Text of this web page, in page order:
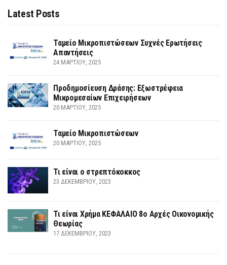
Latest Posts
Ταμείο Μικροπιστώσεων Συχνές Ερωτήσεις
Απαντήσεις
24 ΜΑΡΤΊΟΥ, 2025
Προδημοσίευση Δράσης: Εξωστρέφεια
Μικρομεσαίων Επιχειρήσεων
20 ΜΑΡΤΊΟΥ, 2025
Ταμείο Μικροπιστώσεων
20 ΜΑΡΤΊΟΥ, 2025
Τι είναι ο στρεπτόκοκκος
23 ΔΕΚΕΜΒΡΊΟΥ, 2023
Τι είναι Χρήμα ΚΕΦΑΛΑΙΟ 8ο Αρχές Οικονομικής
Θεωρίας
17 ΔΕΚΕΜΒΡΊΟΥ, 2023